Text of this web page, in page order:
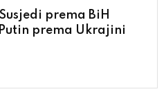
prema BiH
prema Ukrajini